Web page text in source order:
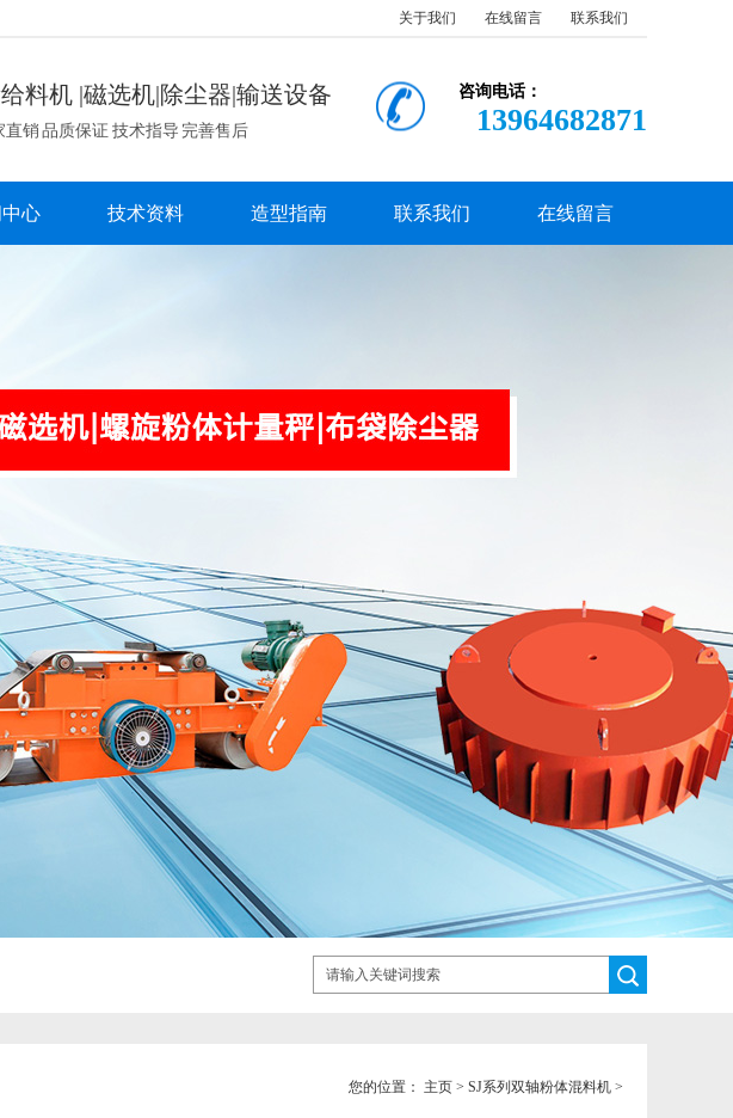
关于我们 在线留言 联系我们
料机 |磁选机|除尘器|输送设备
直销 品质保证 技术指导 完善售后
咨询电话：
13964682871
心 技术资料 造型指南 联系我们 在线留言
您的位置： 主页 > SJ系列双轴粉体混料机 >